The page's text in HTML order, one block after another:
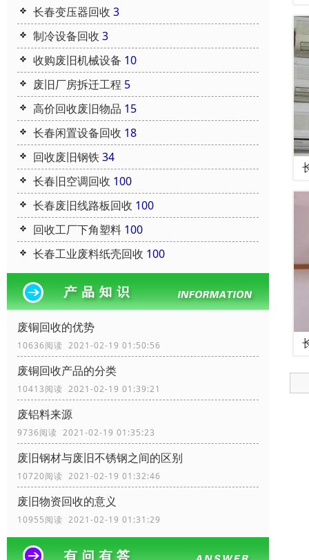
长春变压器回收 3
制冷设备回收 3
收购废旧机械设备 10
废旧厂房拆迁工程 5
高价回收废旧物品 15
长春闲置设备回收 18
回收废旧钢铁34
长春旧空调回收 100
长春废旧线路板回收 100
回收工厂下角塑料 100
长春工业废料纸壳回收 100
废铜回收的优势
10636阅读 2021-02-19 01:50:56
废铜回收产品的分类
10413阅读 2021-02-19 01:39:21
废铝料来源
9736阅读 2021-02-19 01:35:23
废旧钢材与废旧不锈钢之间的区别
10720阅读 2021-02-19 01:32:46
废旧物资回收的意义
10955阅读 2021-02-19 01:31:29